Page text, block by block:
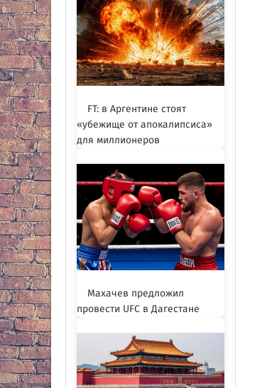
FT: в Аргентине стоят
«убежище от апокалипсиса»
для миллионеров
Махачев предложил
провести UFC в Дагестане